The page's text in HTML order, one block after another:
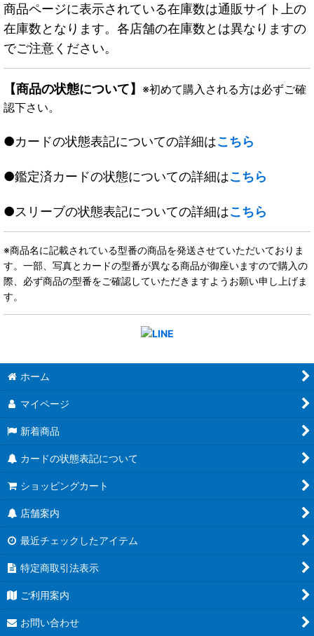
商品ページに表示されている在庫数は通販サイト上の
在庫数となります。各店舗の在庫数とは異なりますの
でご注意ください。
【商品の状態について】 ※初めて購入される方は必ずご確
認下さい。
●カードの状態表記についての詳細はこちら
●鑑定済カードの状態についての詳細はこちら
●スリーブの状態表記についての詳細はこちら
※商品名に記載されている型番の商品を発送させていただいておりま
す。一部、写真とカードの型番が異なる商品が御座いますので購入の
際、必ず商品の型番をご確認していただきますようお願い申し上げま
す。
ホーム
マイページ
新着商品
カードの状態表記について
ショッピングカート
店舗案内
最近チェックしたアイテム
特定商取引法表示
ご利用案内
お問い合わせ